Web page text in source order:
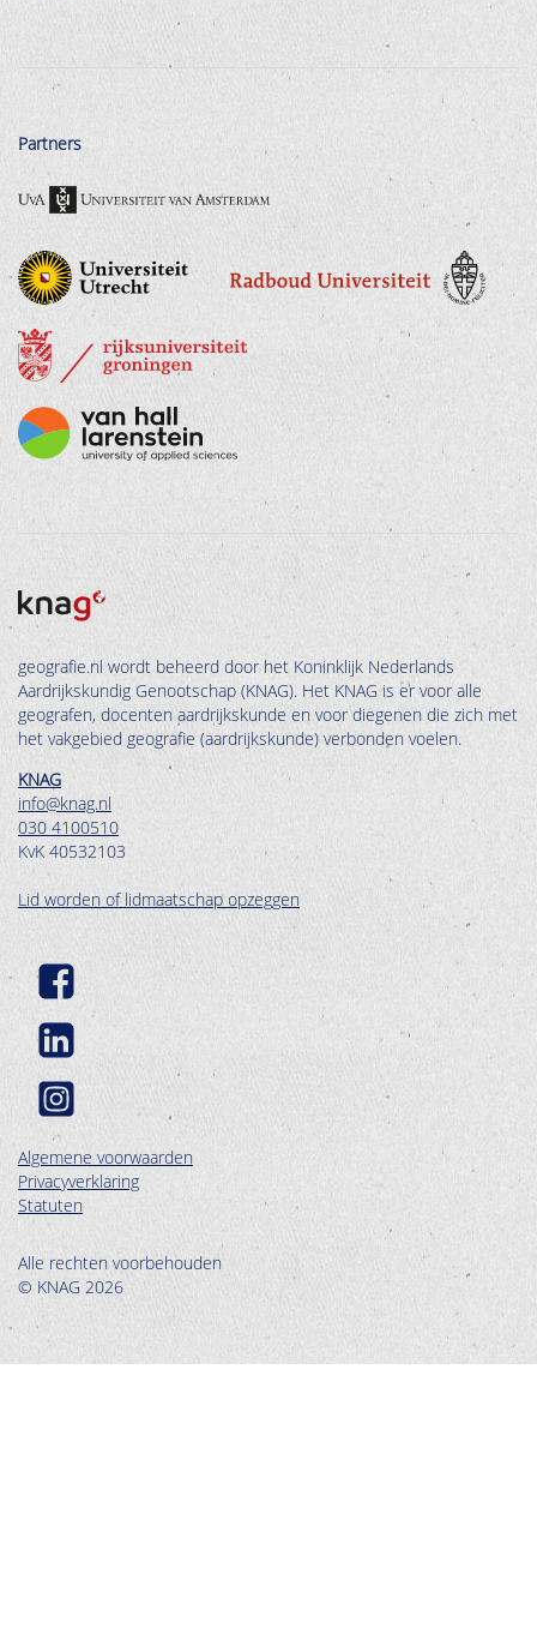
Partners
geografie.nl wordt beheerd door het Koninklijk Nederlands
Aardrijkskundig Genootschap (KNAG). Het KNAG is er voor alle
geografen, docenten aardrijkskunde en voor diegenen die zich met
het vakgebied geografie (aardrijkskunde) verbonden voelen.
KNAG
info@knag.nl
030 4100510
KvK 40532103
Lid worden of lidmaatschap opzeggen
Algemene voorwaarden
Privacyverklaring
Statuten
Alle rechten voorbehouden
© KNAG 2026